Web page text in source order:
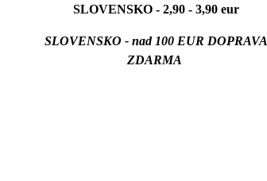
SLOVENSKO - 2,90 - 3,90 eur
SLOVENSKO - nad 100 EUR DOPRAVA
ZDARMA